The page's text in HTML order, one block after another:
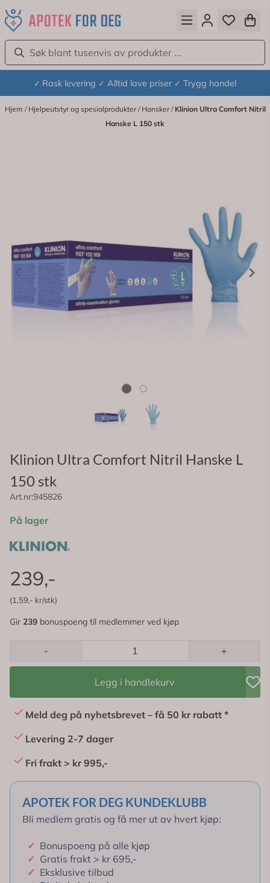
Hopp til innhold
✓ Rask levering ✓ Alltid lave priser ✓ Trygg handel
Hjem / Hjelpeutstyr og spesialprodukter/ Hansker/ Klinion Ultra Comfort Nitril
Hanske L 150 stk
Klinion Ultra Comfort Nitril Hanske L
150 stk
Art.nr:945826
På lager
239,-
(1,59,- kr/stk)
Gir 239 bonuspoeng til medlemmer ved kjøp
- +
Legg i handlekurv
Meld deg på nyhetsbrevet – få 50 kr rabatt *
Levering 2-7 dager
Fri frakt > kr 995,-
APOTEK FOR DEG KUNDEKLUBB
Bli medlem gratis og få mer ut av hvert kjøp:
✓ Bonuspoeng på alle kjøp
✓ Gratis frakt > kr 695,-
✓ Eksklusive tilbud